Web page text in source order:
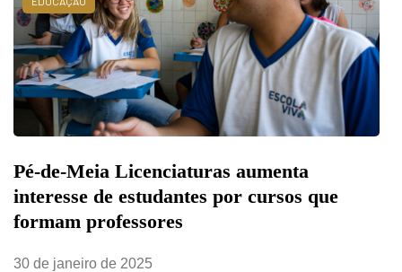
Pé-de-Meia Licenciaturas aumenta
interesse de estudantes por cursos que
formam professores
30 de janeiro de 2025